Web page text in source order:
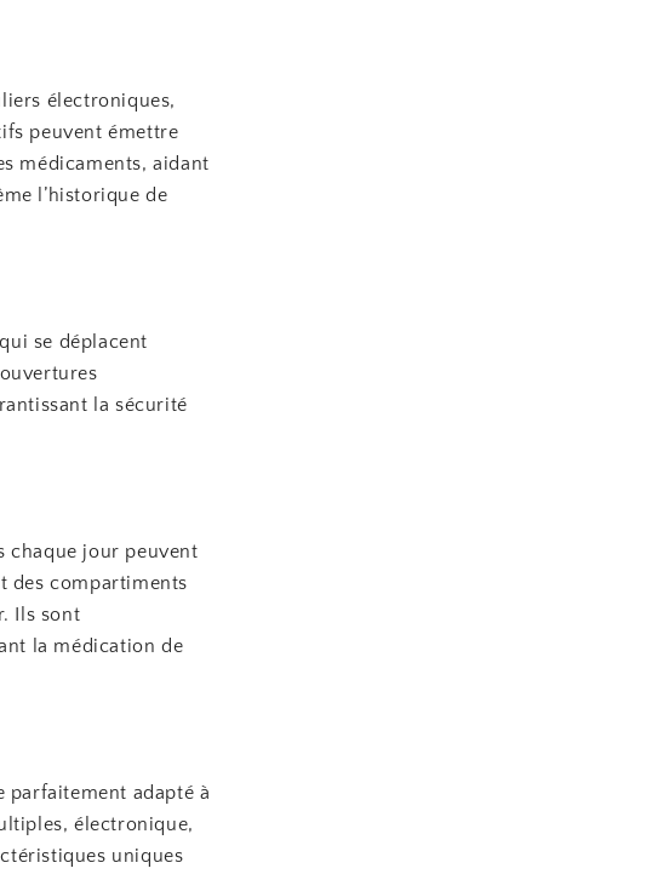
électroniques,
peuvent émettre
médicaments, aidant
l’historique de
se déplacent
la sécurité
chaque jour peuvent
des compartiments
Ils sont
la médication de
adapté à
électronique,
uniques